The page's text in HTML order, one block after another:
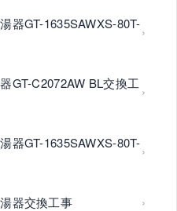
器GT-1635SAWXS-80T-
GT-C2072AW BL交換工
器GT-1635SAWXS-80T-
器交換工事